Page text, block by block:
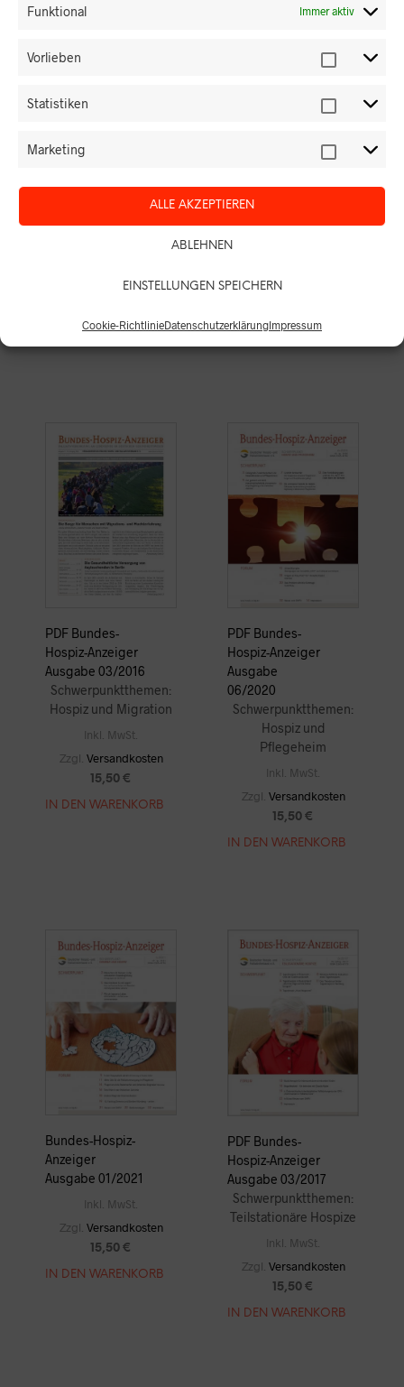
Funktional Immer aktiv
Vorlieben
Statistiken
Marketing
ALLE AKZEPTIEREN
ABLEHNEN
EINSTELLUNGEN SPEICHERN
Cookie-RichtlinieDatenschutzerklärungImpressum
PDF Bundes-
Ausgabe
Versandkosten
Ausgabe 06/2019
Schwerpunktthemen:
15,50
PDF Bundes-
Hospiz-Anzeiger
Ausgabe 03/2016
Schwerpunktthemen:
Hospiz und Migration
Inkl. MwSt.
Zzgl. Versandkosten
15,50€
IN DEN WARENKORB
PDF Bundes-
Hospiz-Anzeiger
Ausgabe
06/2020
Schwerpunktthemen:
Hospiz und
Pflegeheim
Inkl. MwSt.
Zzgl. Versandkosten
15,50 €
IN DEN WARENKORB
Bundes-Hospiz-
Anzeiger
Ausgabe 01/2021
Inkl. MwSt.
Zzgl. Versandkosten
15,50€
IN DEN WARENKORB
PDF Bundes-
Hospiz-Anzeiger
Ausgabe 03/2017
Schwerpunktthemen:
Teilstationäre Hospize
Inkl. MwSt.
Zzgl. Versandkosten
15,50 €
IN DEN WARENKORB